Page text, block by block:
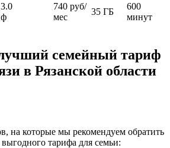
740 руб/
мес
35 ГБ
600
минут
семейный тариф
в Рязанской области
на которые мы рекомендуем обратить
тарифа для семьи: